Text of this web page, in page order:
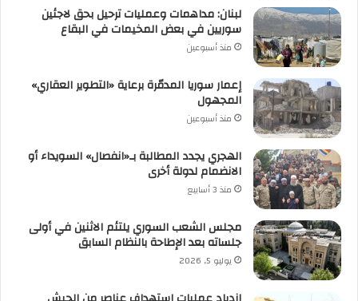
لبنان: مداهمات وعمليات ترحيل بحق لاجئين
سوريين في بعض المخيمات في البقاع
منذ أسبوعين
إعمار سوريا المدمّرة برعاية «التطوير العقاري»
المجهول
منذ أسبوعين
الهجري يجدد المطالبة بـ«انفصال» السويداء أو
الانضمام لدولة أخرى
منذ 3 أسابيع
مجلس الشعب السوري يلتئم الاثنين في أولى
جلساته بعد الإطاحة بالنظام السابق
يوليو 5, 2026